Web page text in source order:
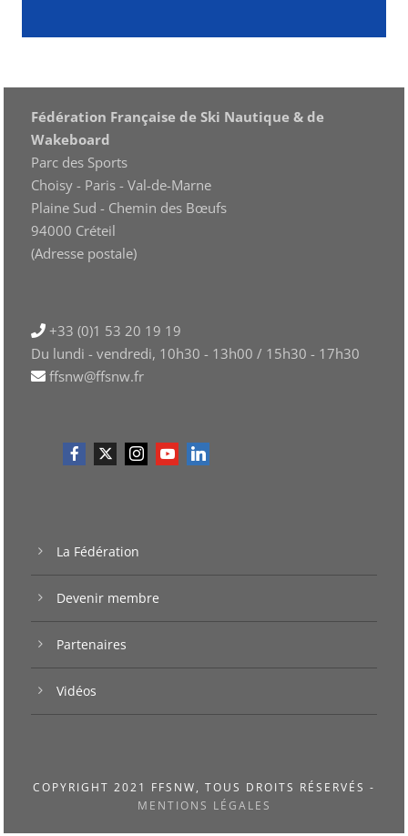
Fédération Française de Ski Nautique & de
Wakeboard
Parc des Sports
Choisy - Paris - Val-de-Marne
Plaine Sud - Chemin des Bœufs
94000 Créteil
(Adresse postale)
+33 (0)1 53 20 19 19
Du lundi - vendredi, 10h30 - 13h00 / 15h30 - 17h30
ffsnw@ffsnw.fr
La Fédération
Devenir membre
Partenaires
Vidéos
COPYRIGHT 2021 FFSNW, TOUS DROITS RÉSERVÉS -
MENTIONS LÉGALES